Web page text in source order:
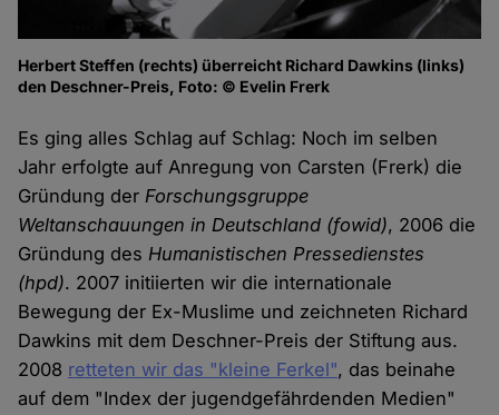
Herbert Steffen (rechts) überreicht Richard Dawkins (links)
den Deschner-Preis, Foto: © Evelin Frerk
Es ging alles Schlag auf Schlag: Noch im selben
Jahr erfolgte auf Anregung von Carsten (Frerk) die
Gründung derForschungsgruppe
Weltanschauungen in Deutschland (fowid), 2006 die
Gründung desHumanistischen Pressedienstes
(hpd). 2007 initiierten wir die internationale
Bewegung der Ex-Muslime und zeichneten Richard
Dawkins mit dem Deschner-Preis der Stiftung aus.
2008 retteten wir das "kleine Ferkel", das beinahe
auf dem "Index der jugendgefährdenden Medien"